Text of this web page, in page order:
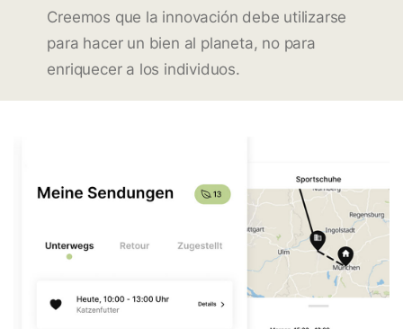
Creemos que la innovación debe utilizarse
para hacer un bien al planeta, no para
enriquecer a los individuos.